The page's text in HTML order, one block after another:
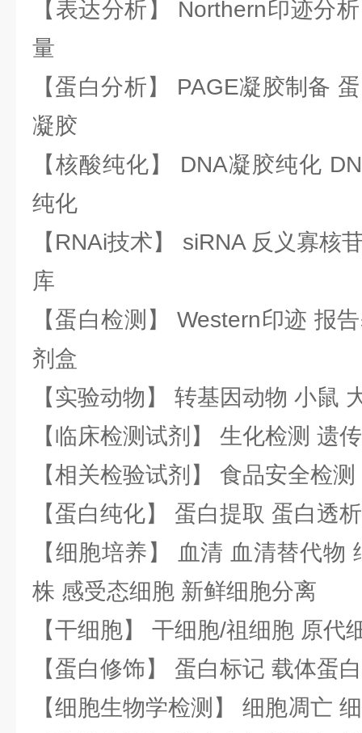
【表达分析】 Northern印迹分
量
【蛋白分析】 PAGE凝胶制备
凝胶
【核酸纯化】 DNA凝胶纯化
纯化
【RNAi技术】 siRNA 反义寡核
库
【蛋白检测】 Western印迹 报
剂盒
【实验动物】 转基因动物 小鼠
【临床检测试剂】 生化检测 遗
【相关检验试剂】 食品安全检
【蛋白纯化】 蛋白提取 蛋白透
【细胞培养】 血清 血清替代物
株 感受态细胞 新鲜细胞分离
【干细胞】 干细胞/祖细胞 原代
【蛋白修饰】 蛋白标记 载体蛋
【细胞生物学检测】 细胞凋亡